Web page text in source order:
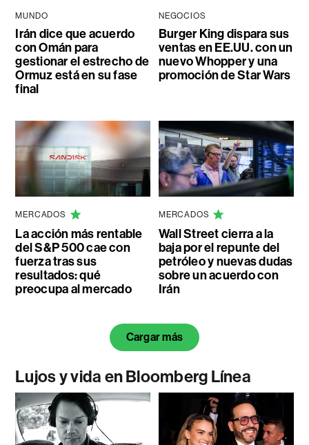
MUNDO
Irán dice que acuerdo
con Omán para
gestionar el estrecho de
Ormuz está en su fase
final
NEGOCIOS
Burger King dispara sus
ventas en EE.UU. con un
nuevo Whopper y una
promoción de Star Wars
MERCADOS
La acción más rentable
del S&P 500 cae con
fuerza tras sus
resultados: qué
preocupa al mercado
MERCADOS
Wall Street cierra a la
baja por el repunte del
petróleo y nuevas dudas
sobre un acuerdo con
Irán
Cargar más
Lujos y vida en Bloomberg Línea